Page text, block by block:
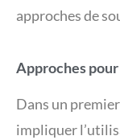
approches de
Approches
Dans un
impliquer